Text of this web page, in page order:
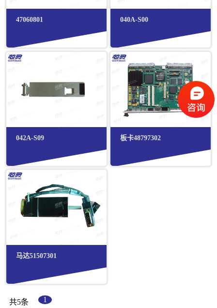
47060801 040A-S00
042A-S09 板卡48797302
马达51507301
共5条 1